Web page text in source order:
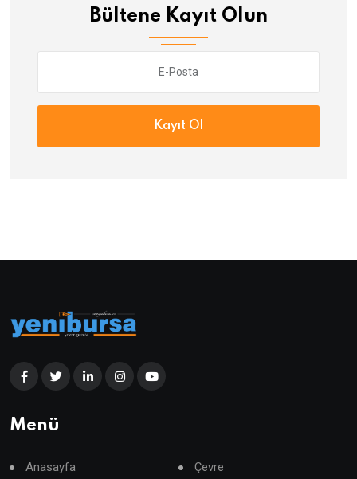
Bültene Kayıt Olun
Kayıt Ol
Menü
Anasayfa Çevre